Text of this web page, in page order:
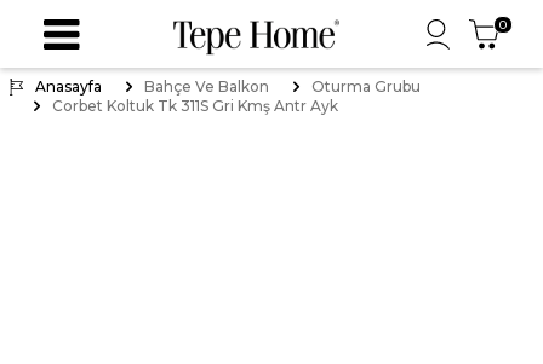
0
Anasayfa Bahçe Ve Balkon
Oturma Grubu
Corbet Koltuk Tk 311S Gri Kmş Antr Ayk